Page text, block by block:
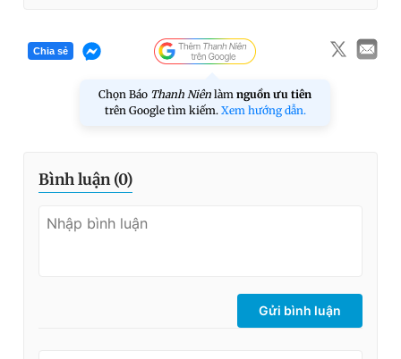
Chia sẻ
Chọn Báo Thanh Niên làm nguồn ưu tiên
trên Google tìm kiếm. Xem hướng dẫn.
Bình luận (0)
Gửi bình luận